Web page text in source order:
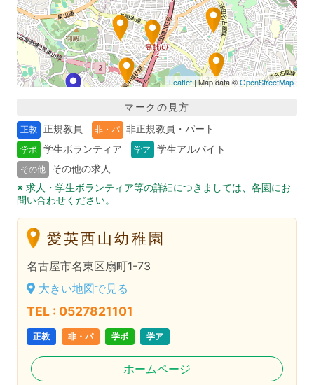
Leaflet | Map data ©OpenStreetMap
マークの見方
正教 正規教員 非・パ 非正規教員・パート
学ボ 学生ボランティア 学ア 学生アルバイト
その他
その他の求人
※ 求人・学生ボランティア等の詳細につきましては、各園にお
問い合わせください。
愛英西山幼稚園
名古屋市名東区扇町1-73
大きい地図で見る
TEL : 0527821101
正教 非・パ 学ボ 学ア
ホームページ